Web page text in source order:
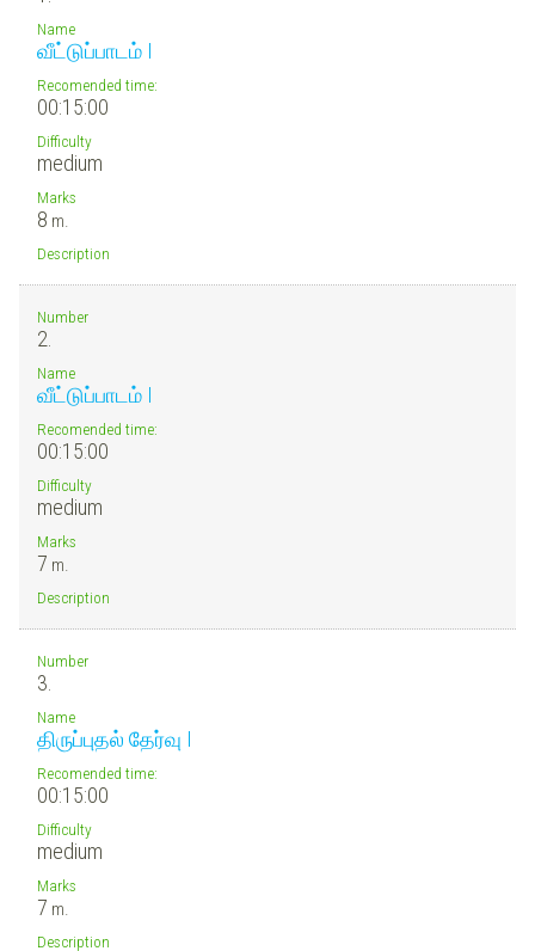
Name
வீட்டுப்பாடம் I
Recomended time:
00:15:00
Difficulty
medium
Marks
8 m.
Description
Number
2.
Name
வீட்டுப்பாடம் I
Recomended time:
00:15:00
Difficulty
medium
Marks
7 m.
Description
Number
3.
Name
திருப்புதல் தேர்வு I
Recomended time:
00:15:00
Difficulty
medium
Marks
7 m.
Description